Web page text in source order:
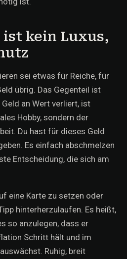
kein Luxus,
sei etwas für Reiche, für
übrig. Das Gegenteil ist
an Wert verliert, ist
Hobby, sondern der
Du hast für dieses Geld
Es einfach abschmelzen
Entscheidung, die sich am
eine Karte zu setzen oder
hinterherzulaufen. Es heißt,
so anzulegen, dass er
Schritt hält und im
Ruhig, breit